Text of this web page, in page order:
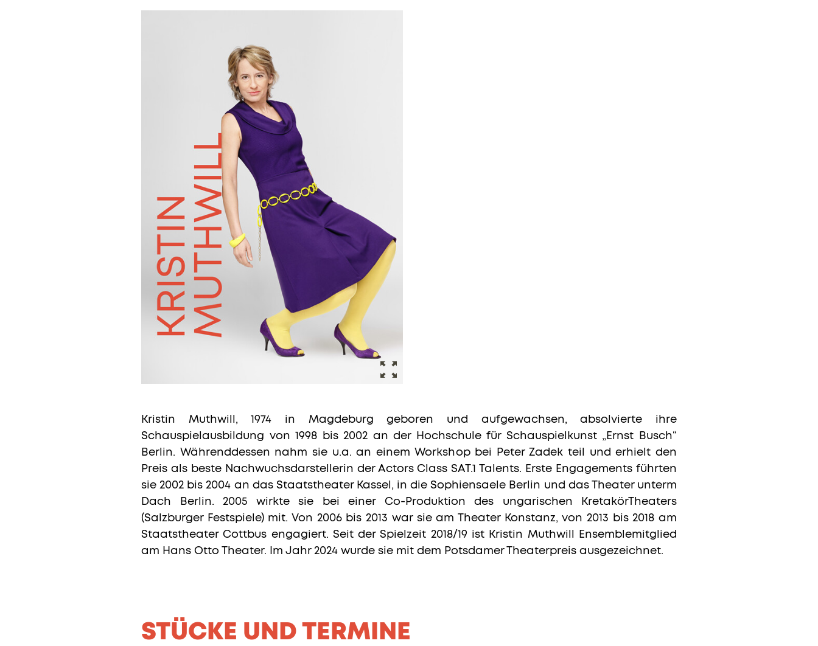
Kristin Muthwill, 1974 in Magdeburg geboren und aufgewachsen, absolvierte ihre
Schauspielausbildung von 1998 bis 2002 an der Hochschule für Schauspielkunst „Ernst Busch“
Berlin. Währenddessen nahm sie u.a. an einem Workshop bei Peter Zadek teil und erhielt den
Preis als beste Nachwuchsdarstellerin der Actors Class SAT.1 Talents. Erste Engagements führten
sie 2002 bis 2004 an das Staatstheater Kassel, in die Sophiensaele Berlin und das Theater unterm
Dach Berlin. 2005 wirkte sie bei einer Co-Produktion des ungarischen KretakörTheaters
(Salzburger Festspiele) mit. Von 2006 bis 2013 war sie am Theater Konstanz, von 2013 bis 2018 am
Staatstheater Cottbus engagiert. Seit der Spielzeit 2018/19 ist Kristin Muthwill Ensemblemitglied
am Hans Otto Theater. Im Jahr 2024 wurde sie mit dem Potsdamer Theaterpreis ausgezeichnet.
STÜCKE UND TERMINE